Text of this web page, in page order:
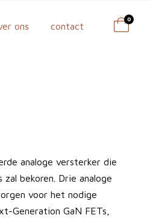
ons contact
0
analoge versterker die
bekoren. Drie analoge
voor het nodige
Generation GaN FETs,